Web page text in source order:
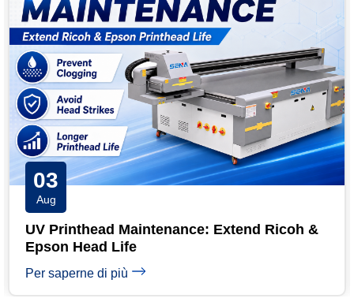
31
UV Printer Maintenance Checklist: Daily,
Weekly & Monthly
Per saperne di più